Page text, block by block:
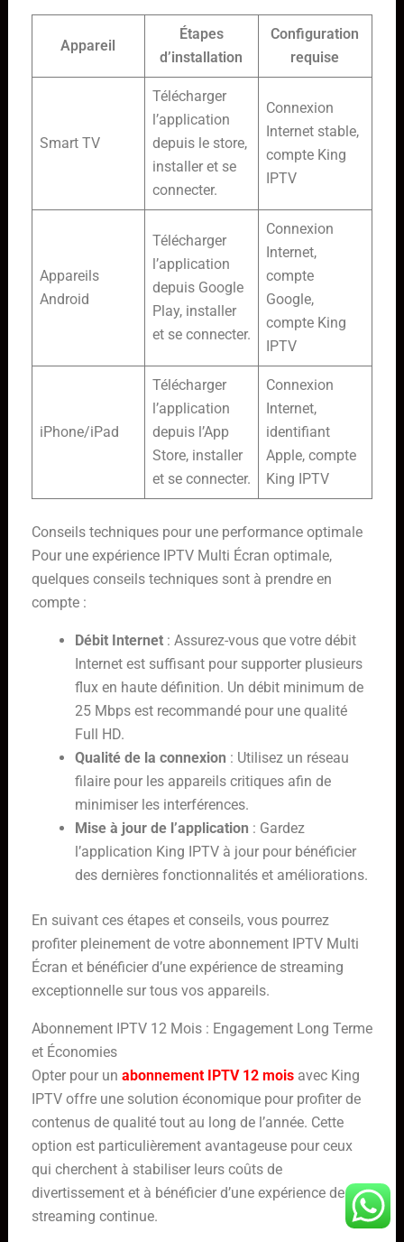
Appareil
Étapes
d’installation
Configuration
requise
Smart TV
Télécharger
l’application
depuis le store,
installer et se
connecter.
Connexion
Internet stable,
compte King
IPTV
Appareils
Android
Télécharger
l’application
depuis Google
Play, installer
et se connecter.
Connexion
Internet,
compte
Google,
compte King
IPTV
iPhone/iPad
Télécharger
l’application
depuis l’App
Store, installer
et se connecter.
Connexion
Internet,
identifiant
Apple, compte
King IPTV
Conseils techniques pour une performance optimale
Pour une expérience IPTV Multi Écran optimale,
quelques conseils techniques sont à prendre en
compte :
Débit Internet: Assurez-vous que votre débit
Internet est suffisant pour supporter plusieurs
flux en haute définition. Un débit minimum de
25 Mbps est recommandé pour une qualité
Full HD.
Qualité de la connexion : Utilisez un réseau
filaire pour les appareils critiques afin de
minimiser les interférences.
Mise à jour de l’application : Gardez
l’application King IPTV à jour pour bénéficier
des dernières fonctionnalités et améliorations.
En suivant ces étapes et conseils, vous pourrez
profiter pleinement de votre abonnement IPTV Multi
Écran et bénéficier d’une expérience de streaming
exceptionnelle sur tous vos appareils.
Abonnement IPTV 12 Mois : Engagement Long Terme
et Économies
Opter pour un abonnement IPTV 12 mois avec King
IPTV offre une solution économique pour profiter de
contenus de qualité tout au long de l’année. Cette
option est particulièrement avantageuse pour ceux
qui cherchent à stabiliser leurs coûts de
divertissement et à bénéficier d’une expérience de
streaming continue.